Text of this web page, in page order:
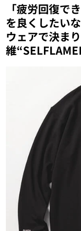
「疲労回復で
を良くしたい
ウェアで決ま
維